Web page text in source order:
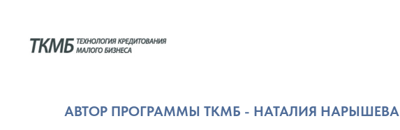
АВТОР ПРОГРАММЫ ТКМБ - НАТАЛИЯ НАРЫШЕВА